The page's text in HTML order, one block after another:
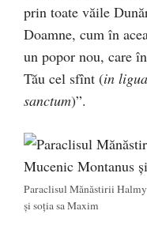
prin toate văile
Doamne, cum în
un popor nou, care
Tău cel sfînt (in
sanctum)”.
Paraclisul Mănăstirii
și soția sa Maxim